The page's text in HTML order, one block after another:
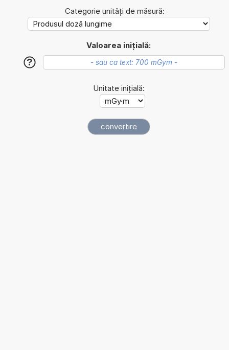
Categorie unități de măsură:
Valoarea inițială:
?
Unitate inițială: